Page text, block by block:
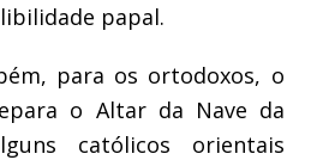
papal.
para os ortodoxos, o
o Altar da Nave da
católicos orientais